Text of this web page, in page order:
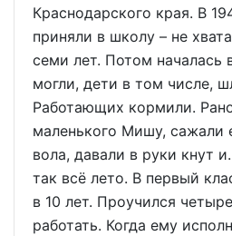
Краснодарского края. В
приняли в школу – не
семи лет. Потом началась
могли, дети в том числе,
Работающих кормили.
маленького Мишу, сажали
вола, давали в руки кнут
так всё лето. В первый
в 10 лет. Проучился
работать. Когда ему